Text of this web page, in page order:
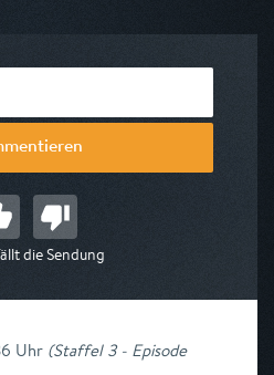
die Sendung
Uhr (Staffel 3 - Episode